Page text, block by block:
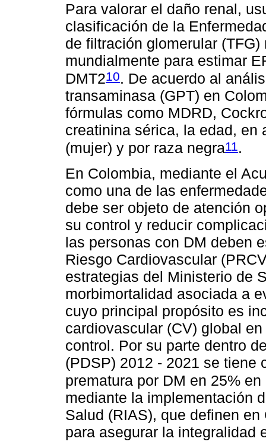
Para valorar el daño renal,
clasificación de la
de filtración glomerular
mundialmente para estimar
DMT210. De acuerdo al
transaminasa (GPT) en
fórmulas como MDRD,
creatinina sérica, la edad, en
(mujer) y por raza negra11 .
En Colombia, mediante el
como una de las
debe ser objeto de atención
su control y reducir
las personas con DM deben
Riesgo Cardiovascular
estrategias del Ministerio de
morbimortalidad asociada a
cuyo principal propósito es
cardiovascular (CV) global
control. Por su parte dentro
(PDSP) 2012 - 2021 se tiene
prematura por DM en 25%
mediante la implementación
Salud (RIAS), que definen
para asegurar la integralidad